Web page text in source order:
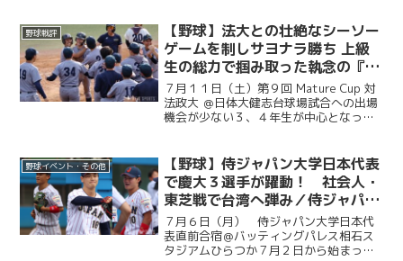
の皆様から、現役選手たちへ温かい祝福
のメッセージをお寄せい...
野球戦評
【野球】法大との壮絶なシーソー
ゲームを制しサヨナラ勝ち 上級
生の総力で掴み取った執念の『一
勝』／第９回MatureCup・法大
戦
７月１１日（土）第９回 Mature Cup 対
法政大 ＠日体大健志台球場試合への出場
機会が少ない３、４年生が中心となって
に２度追い付く粘りを見せると、１点ビ...
野球イベント・その他
【野球】侍ジャパン大学日本代表
で慶大３選手が躍動！ 社会人・
東芝戦で台湾へ弾み／侍ジャパン
大学日本代表直前合宿５日目
７月６日（月） 侍ジャパン大学日本代
表直前合宿＠バッティングパレス相石ス
タジアムひらつか７月２日から始まった